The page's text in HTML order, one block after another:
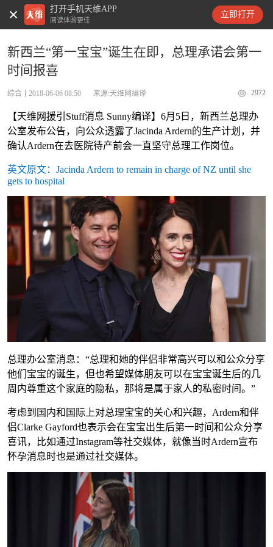
打开手机天维APP
阅读体验更佳
立即打开
天维新闻
新西兰“第一宝宝”诞生在即，总理承诺会第一
时间报喜
综合 2018-06-06 08:50 来源:天维网编译 2972
【天维网援引Stuff消息 Sunny编译】6月5日，新西兰总理办
公室发布公告，向公众透露了Jacinda Ardern的生产计划，并
确认Ardern在去医院待产前会一直坚守总理工作岗位。
英文原文：Jacinda Ardern to remain in charge of NZ until she
gets to hospital
总理办公室消息：“总理和她的伴侣非常高兴可以和公众分享
他们宝宝的诞生，但也希望媒体朋友可以在宝宝诞生后的几
周内尊重这个家庭的隐私，那将是属于家人的私密时间。”
考虑到国内和国际上对总理宝宝的关心和兴趣，Ardern和伴
侣Clarke Gayford也表示会在宝宝出生后第一时间和公众分享
喜讯，比如通过Instagram等社交媒体，就像当时Ardern宣布
怀孕消息时也是通过社交媒体。